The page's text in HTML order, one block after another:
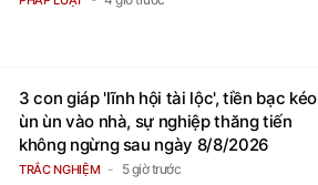
3 con giáp 'lĩnh hội tài lộc', tiền bạc kéo
ùn ùn vào nhà, sự nghiệp thăng tiến
không ngừng sau ngày 8/8/2026
TRẮC NGHIỆM 5 giờ trước